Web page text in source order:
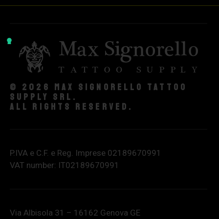
© 2026 Max Signorello Tattoo
supply srl.
All rights reserved.
P.IVA e C.F. e Reg. Imprese 02189670991
VAT number: IT02189670991
Via Albisola 31 – 16162 Genova GE